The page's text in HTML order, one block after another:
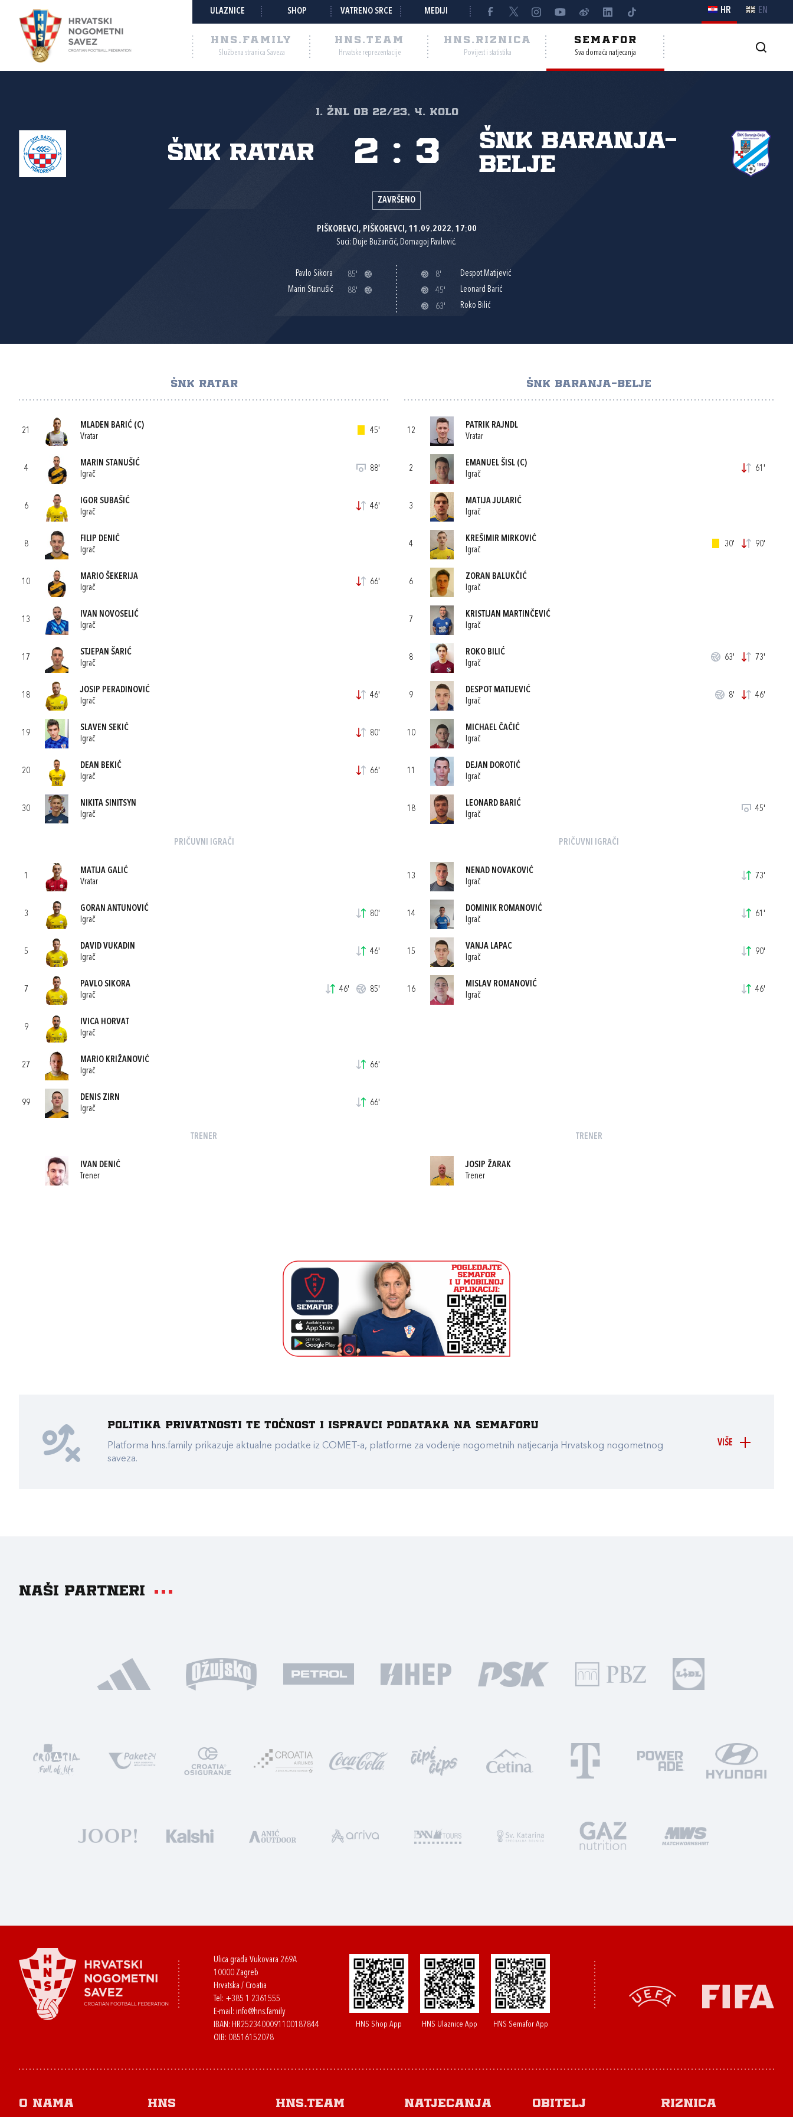
ULAZNICE SHOP VATRENO SRCE MEDIJI HR EN
HNS.FAMILY
Službena stranica Saveza
HNS.TEAM
Hrvatske reprezentacije
HNS.RIZNICA
Povijest i statistika
SEMAFOR
Sva domaća natjecanja
I. ŽNL OB 22/23, 4. kolo
ŠNK Ratar
ŠNK Baranja-
Belje
2 : 3
ZAVRŠENO
PIŠKOREVCI, PIŠKOREVCI, 11.09.2022. 17:00
Suci: Duje Bužančić, Domagoj Pavlović.
Pavlo Sikora
85'
Marin Stanušić
88'
8'
Despot Matijević
45'
Leonard Barić
63'
Roko Bilić
ŠNK RATAR
21
MLADEN BARIĆ (C)
Vratar
45'
4
MARIN STANUŠIĆ
Igrač
88'
6
IGOR SUBAŠIĆ
Igrač
46'
8
FILIP DENIĆ
Igrač
10
MARIO ŠEKERIJA
Igrač
66'
13
IVAN NOVOSELIĆ
Igrač
17
STJEPAN ŠARIĆ
Igrač
18
JOSIP PERADINOVIĆ
Igrač
46'
19
SLAVEN SEKIĆ
Igrač
80'
20
DEAN BEKIĆ
Igrač
66'
30
NIKITA SINITSYN
Igrač
PRIČUVNI IGRAČI
1
MATIJA GALIĆ
Vratar
3
GORAN ANTUNOVIĆ
Igrač
80'
5
DAVID VUKADIN
Igrač
46'
7
PAVLO SIKORA
Igrač
46' 85'
9
IVICA HORVAT
Igrač
27
MARIO KRIŽANOVIĆ
Igrač
66'
99
DENIS ZIRN
Igrač
66'
TRENER
IVAN DENIĆ
Trener
ŠNK BARANJA-BELJE
12
PATRIK RAJNDL
Vratar
2
EMANUEL ŠISL(C)
Igrač
61'
3
MATIJA JULARIĆ
Igrač
4
KREŠIMIR MIRKOVIĆ
Igrač
30' 90'
6
ZORAN BALUKČIĆ
Igrač
7
KRISTIJAN MARTINČEVIĆ
Igrač
8
ROKO BILIĆ
Igrač
63' 73'
9
DESPOT MATIJEVIĆ
Igrač
8' 46'
10
MICHAEL ČAČIĆ
Igrač
11
DEJAN DOROTIĆ
Igrač
18
LEONARD BARIĆ
Igrač
45'
PRIČUVNI IGRAČI
13
NENAD NOVAKOVIĆ
Igrač
73'
14
DOMINIK ROMANOVIĆ
Igrač
61'
15
VANJA LAPAC
Igrač
90'
16
MISLAV ROMANOVIĆ
Igrač
46'
TRENER
JOSIP ŽARAK
Trener
VIŠE
Politika privatnosti te točnost i ispravci podataka na Semaforu
Platforma hns.family prikazuje aktualne podatke iz COMET-a, platforme za vođenje nogometnih natjecanja Hrvatskog nogometnog
saveza.
Naši partneri
Ulica grada Vukovara 269A
10000 Zagreb
Hrvatska / Croatia
Tel: +385 1 2361555
E-mail: info@hns.family
IBAN: HR2523400091100187844
OIB: 08516152078
HNS Shop App HNS Ulaznice App HNS Semafor App
O nama HNS HNS.team Natjecanja Obitelj Riznica